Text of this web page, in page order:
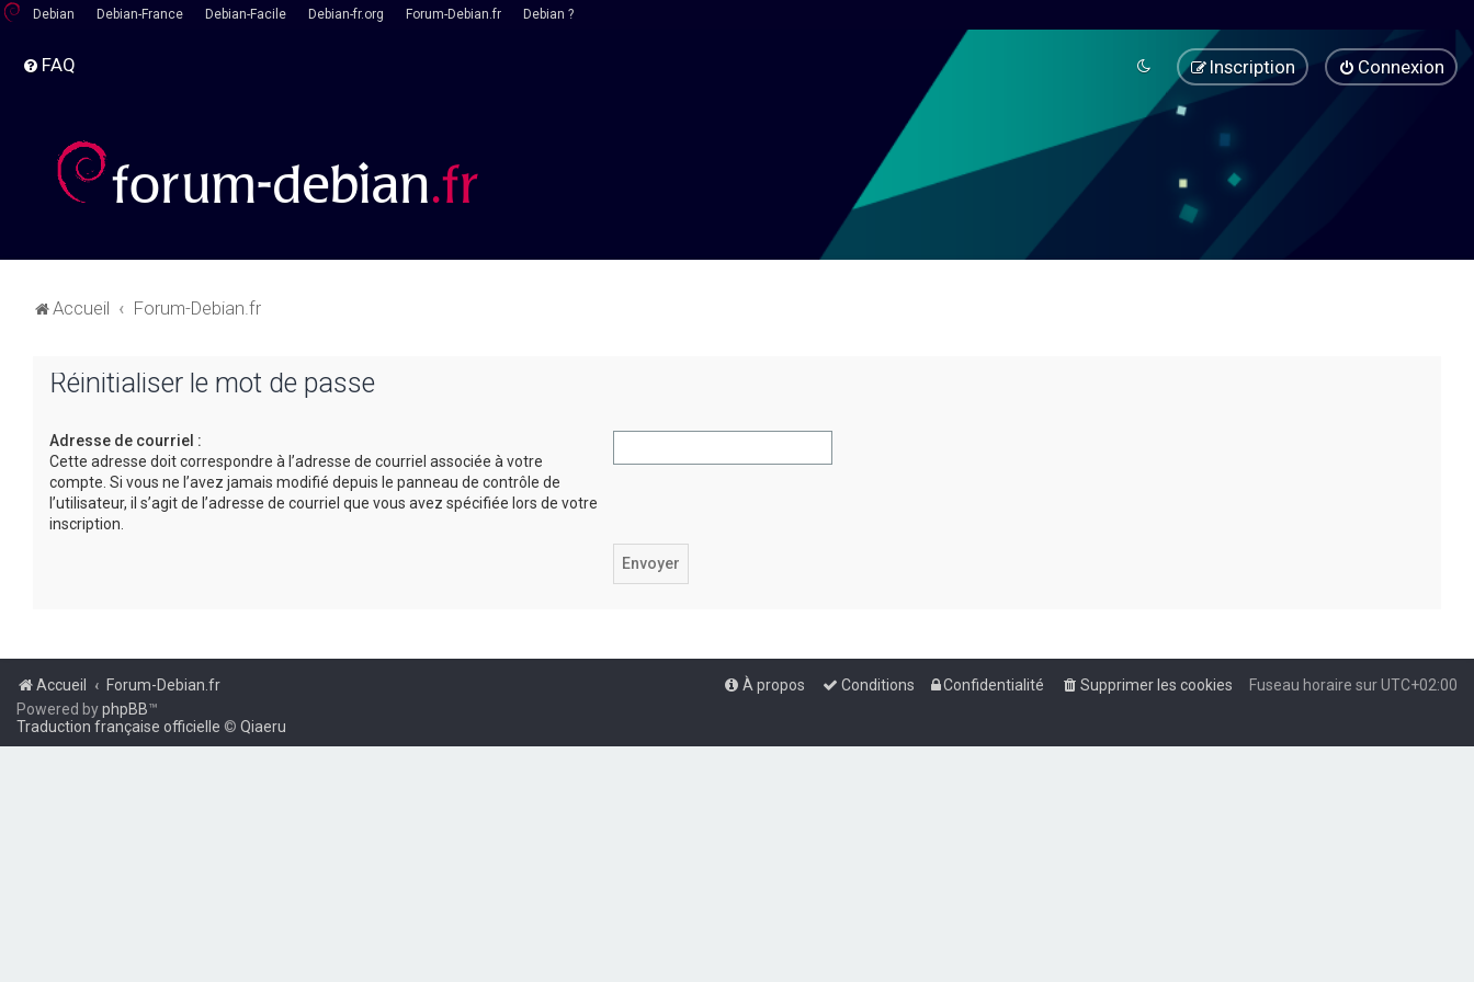
Debian Debian-France Debian-Facile Debian-fr.org Forum-Debian.fr Debian ?
FAQ Connexion
Inscription
Accueil Forum-Debian.fr
Réinitialiser le mot de passe
Adresse de courriel :
Cette adresse doit correspondre à l’adresse de courriel associée à votre
compte. Si vous ne l’avez jamais modifié depuis le panneau de contrôle de
l’utilisateur, il s’agit de l’adresse de courriel que vous avez spécifiée lors de votre
inscription.
Accueil Forum-Debian.fr Fuseau horaire surUTC+02:00
Supprimer les cookies
Confidentialité
Conditions
À propos
Powered byphpBB™
Traduction française officielle © Qiaeru